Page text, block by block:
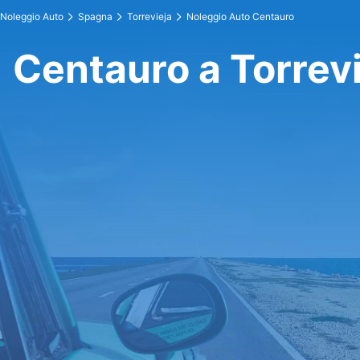
Noleggio Auto Spagna Torrevieja Noleggio Auto Centauro
Centauro a